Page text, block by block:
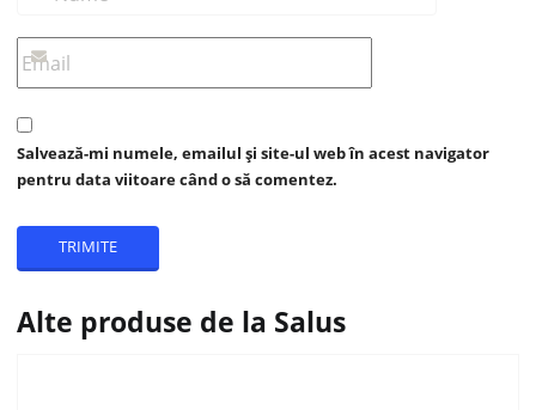
Salvează-mi numele, emailul și site-ul web în acest navigator
pentru data viitoare când o să comentez.
Alte produse de la Salus